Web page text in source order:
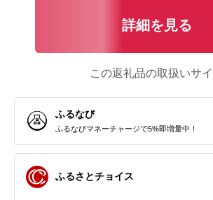
詳細を見る
この返礼品の取扱いサイ
ふるなび
ふるなびマネーチャージで5%即増量中！
ふるさとチョイス